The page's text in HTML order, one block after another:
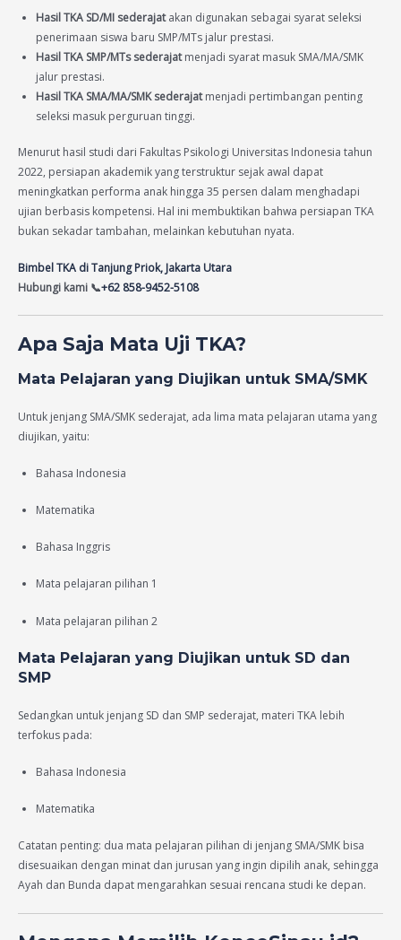
Hasil TKA SD/MI sederajatakan digunakan sebagai syarat seleksi
penerimaan siswa baru SMP/MTs jalur prestasi.
Hasil TKA SMP/MTs sederajatmenjadi syarat masuk SMA/MA/SMK
jalur prestasi.
Hasil TKA SMA/MA/SMK sederajatmenjadi pertimbangan penting
seleksi masuk perguruan tinggi.
Menurut hasil studi dari Fakultas Psikologi Universitas Indonesia tahun
2022, persiapan akademik yang terstruktur sejak awal dapat
meningkatkan performa anak hingga 35 persen dalam menghadapi
ujian berbasis kompetensi. Hal ini membuktikan bahwa persiapan TKA
bukan sekadar tambahan, melainkan kebutuhan nyata.
Bimbel TKA di Tanjung Priok, Jakarta Utara
Hubungi kami 📞+62 858-9452-5108
Apa Saja Mata Uji TKA?
Mata Pelajaran yang Diujikan untuk SMA/SMK
Untuk jenjang SMA/SMK sederajat, ada lima mata pelajaran utama yang
diujikan, yaitu:
Bahasa Indonesia
Matematika
Bahasa Inggris
Mata pelajaran pilihan 1
Mata pelajaran pilihan 2
Mata Pelajaran yang Diujikan untuk SD dan
SMP
Sedangkan untuk jenjang SD dan SMP sederajat, materi TKA lebih
terfokus pada:
Bahasa Indonesia
Matematika
Catatan penting: dua mata pelajaran pilihan di jenjang SMA/SMK bisa
disesuaikan dengan minat dan jurusan yang ingin dipilih anak, sehingga
Ayah dan Bunda dapat mengarahkan sesuai rencana studi ke depan.